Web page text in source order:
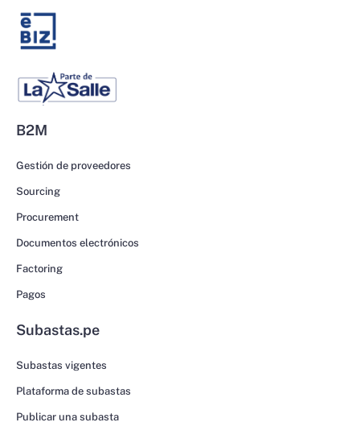
B2M
Gestión de proveedores
Sourcing
Procurement
Documentos electrónicos
Factoring
Pagos
Subastas.pe
Subastas vigentes
Plataforma de subastas
Publicar una subasta